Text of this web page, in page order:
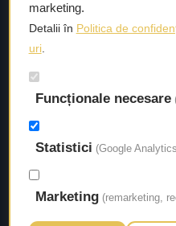
Consultanță și asistență
potrivite și efectuarea
Livrare rapidă
Asigurăm un timp de
acces la piesele necesare
marketing.
Detalii în Politica de
uri.
Funcționale necesare
Statistici (Google
Marketing (remarketing,